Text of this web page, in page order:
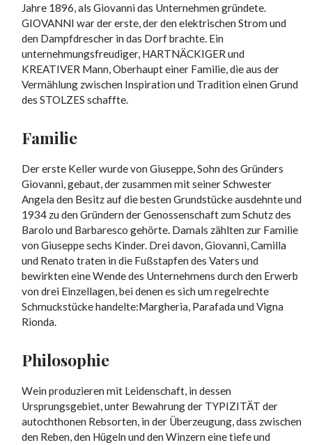
Jahre 1896, als Giovanni das Unternehmen gründete.
GIOVANNI war der erste, der den elektrischen Strom und
den Dampfdrescher in das Dorf brachte. Ein
unternehmungsfreudiger, HARTNÄCKIGER und
KREATIVER Mann, Oberhaupt einer Familie, die aus der
Vermählung zwischen Inspiration und Tradition einen Grund
des STOLZES schaffte.
Familie
Der erste Keller wurde von Giuseppe, Sohn des Gründers
Giovanni, gebaut, der zusammen mit seiner Schwester
Angela den Besitz auf die besten Grundstücke ausdehnte und
1934 zu den Gründern der Genossenschaft zum Schutz des
Barolo und Barbaresco gehörte. Damals zählten zur Familie
von Giuseppe sechs Kinder. Drei davon, Giovanni, Camilla
und Renato traten in die Fußstapfen des Vaters und
bewirkten eine Wende des Unternehmens durch den Erwerb
von drei Einzellagen, bei denen es sich um regelrechte
Schmuckstücke handelte:Margheria, Parafada und Vigna
Rionda.
Philosophie
Wein produzieren mit Leidenschaft, in dessen
Ursprungsgebiet, unter Bewahrung der TYPIZITÄT der
autochthonen Rebsorten, in der Überzeugung, dass zwischen
den Reben, den Hügeln und den Winzern eine tiefe und